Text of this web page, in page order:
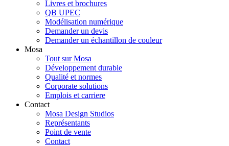
Livres et brochures
QB UPEC
Modélisation numérique
Demander un devis
Demander un échantillon de couleur
Mosa
Tout sur Mosa
Développement durable
Qualité et normes
Corporate solutions
Emplois et carriere
Contact
Mosa Design Studios
Représentants
Point de vente
Contact